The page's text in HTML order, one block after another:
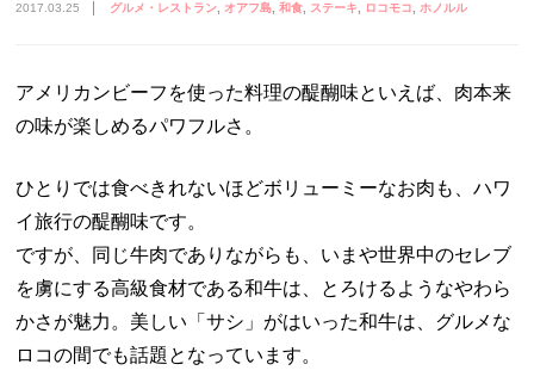
2017.03.25 グルメ・レストラン オアフ島 和食 ステーキ ロコモコ ホノルル
アメリカンビーフを使った料理の醍醐味といえば、肉本来
の味が楽しめるパワフルさ。
ひとりでは食べきれないほどボリューミーなお肉も、ハワ
イ旅行の醍醐味です。
ですが、同じ牛肉でありながらも、いまや世界中のセレブ
を虜にする高級食材である和牛は、とろけるようなやわら
かさが魅力。美しい「サシ」がはいった和牛は、グルメな
ロコの間でも話題となっています。